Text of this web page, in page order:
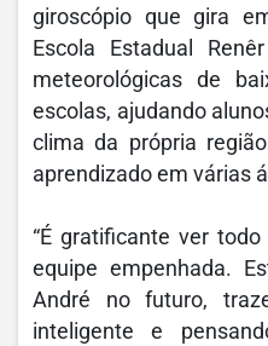
giroscópio que gira
Escola Estadual
meteorológicas de
escolas, ajudando
clima da própria
aprendizado em várias
“É gratificante ver
equipe empenhada.
André no futuro,
inteligente e